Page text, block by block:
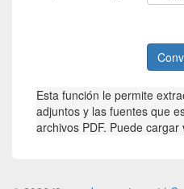
Esta función le permite
adjuntos y las fuentes que
archivos PDF. Puede